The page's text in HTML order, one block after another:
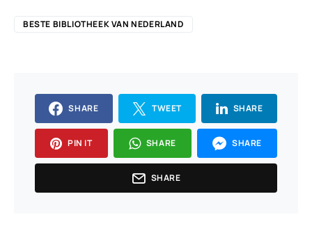
BESTE BIBLIOTHEEK VAN NEDERLAND
SHARE TWEET SHARE
PIN IT SHARE SHARE
SHARE